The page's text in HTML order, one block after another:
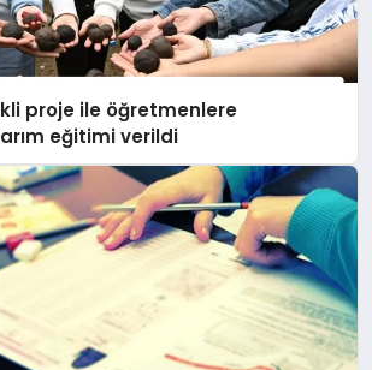
proje ile öğretmenlere
eğitimi verildi